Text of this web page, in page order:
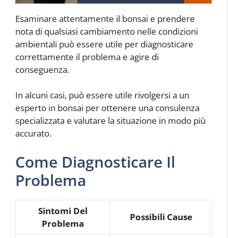
Esaminare attentamente il bonsai e prendere
nota di qualsiasi cambiamento nelle condizioni
ambientali può essere utile per diagnosticare
correttamente il problema e agire di
conseguenza.
In alcuni casi, può essere utile rivolgersi a un
esperto in bonsai per ottenere una consulenza
specializzata e valutare la situazione in modo più
accurato.
Come Diagnosticare Il
Problema
Sintomi Del
Problema
Possibili Cause